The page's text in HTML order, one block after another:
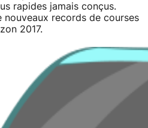
rapides jamais conçus.
records de courses
2017.